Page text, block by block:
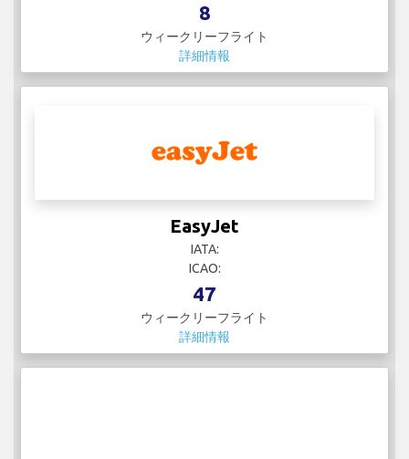
8
ウィークリーフライト
詳細情報
EasyJet
IATA:
ICAO:
47
ウィークリーフライト
詳細情報